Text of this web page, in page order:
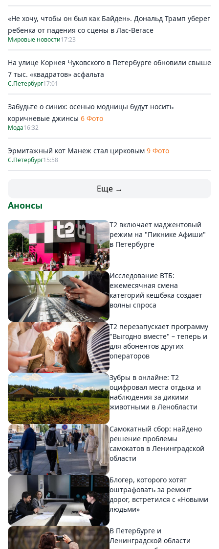
«Не хочу, чтобы он был как Байден». Дональд Трамп уберег
ребенка от падения со сцены в Лас-Вегасе
Мировые новости17:23
На улице Корнея Чуковского в Петербурге обновили свыше
7 тыс. «квадратов» асфальта
С.Петербург17:01
Забудьте о синих: осенью модницы будут носить
коричневые джинсы 6 Фото
Мода16:32
Эрмитажный кот Манеж стал цирковым 9 Фото
С.Петербург15:58
Еще →
Анонсы
Т2 включает маджентовый
режим на "Пикнике Афиши"
в Петербурге
Исследование ВТБ:
ежемесячная смена
категорий кешбэка создает
волны спроса
Т2 перезапускает программу
"Выгодно вместе" – теперь и
для абонентов других
операторов
Зубры в онлайне: Т2
оцифровал места отдыха и
наблюдения за дикими
животными в Ленобласти
Самокатный сбор: найдено
решение проблемы
самокатов в Ленинградской
области
Блогер, которого хотят
оштрафовать за ремонт
дорог, встретился с «Новыми
людьми»
В Петербурге и
Ленинградской области